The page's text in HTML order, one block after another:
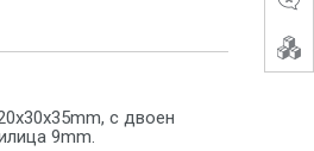
с двоен
9mm.